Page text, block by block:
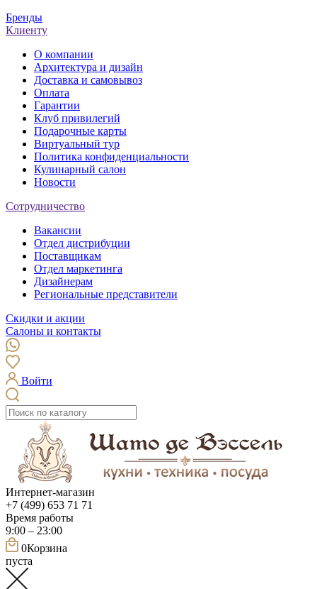
Бренды
Клиенту
О компании
Архитектура и дизайн
Доставка и самовывоз
Оплата
Гарантии
Клуб привилегий
Подарочные карты
Виртуальный тур
Политика конфиденциальности
Кулинарный салон
Новости
Сотрудничество
Вакансии
Отдел дистрибуции
Поставщикам
Отдел маркетинга
Дизайнерам
Региональные представители
Скидки и акции
Салоны и контакты
Войти
Интернет-магазин
+7 (499) 653 71 71
Время работы
9:00 – 23:00
0Корзина
пуста